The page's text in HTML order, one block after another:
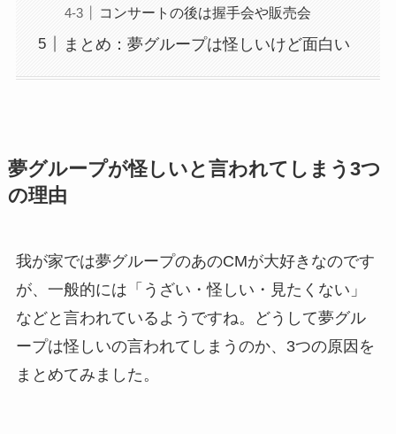
コンサートの後は握手会や販売会
まとめ：夢グループは怪しいけど面白い
夢グループが怪しいと言われてしまう3つ
の理由
我が家では夢グループのあのCMが大好きなのです
が、一般的には「うざい・怪しい・見たくない」
などと言われているようですね。どうして夢グル
ープは怪しいの言われてしまうのか、3つの原因を
まとめてみました。